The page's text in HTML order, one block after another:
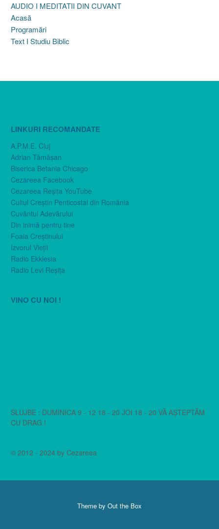
AUDIO I MEDITATII DIN CUVANT
Acasă
Programări
Text I Studiu Biblic
LINKURI RECOMANDATE
A.P.M.E. Cluj
Adrian Tămăşan
Biserica Betania Chicago
Cezareea Facebook
Cezareea Reşiţa YouTube
Cultul Creştin Penticostal din România
Cuvântul Adevărului
Din inimă pentru tine
Foaia Creştinului
Izvorul Vieţii
Radio Ekklesia
Radio Levi Reşiţa
VINO CU NOI !
SLUJBE : DUMINICA 9 - 12 18 - 20 JOI 18 - 20 VĂ AȘTEPTĂM
CU DRAG !
© 2012 - 2024 by Cezareea
Theme by Out the Box